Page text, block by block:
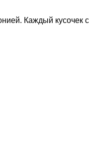
Каждый кусочек